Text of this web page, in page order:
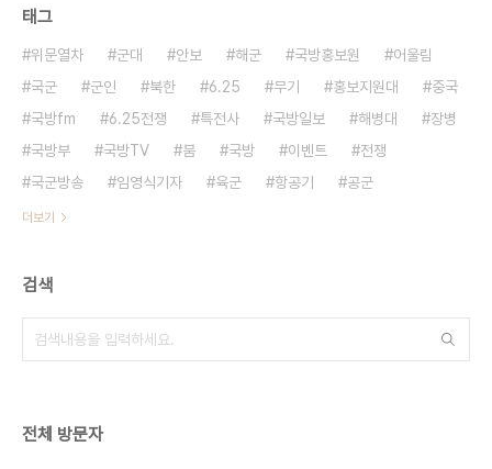
태그
위문열차 군대 안보 해군 국방홍보원
어울림
국군
군인 북한 6.25 무기 홍보지원대
중국
국방fm
6.25전쟁 특전사 국방일보 해병대
장병
국방부
국방TV 붐 국방 이벤트
전쟁
국군방송
임영식기자 육군 항공기 공군
더보기
검색
전체 방문자